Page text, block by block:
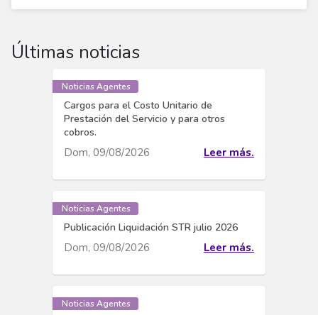
Últimas noticias
Noticias Agentes
Cargos para el Costo Unitario de
Prestación del Servicio y para otros
cobros.
Dom, 09/08/2026 Leer más.
Noticias Agentes
Publicación Liquidación STR julio 2026
Dom, 09/08/2026 Leer más.
Noticias Agentes